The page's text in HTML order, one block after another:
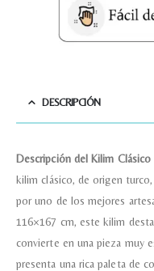
DESCRIPCIÓN
Descripción del Kilim
kilim clásico, de origen
por uno de los mejores
116×167 cm, este kilim
convierte en una pieza muy
presenta una rica paleta de
Nombre y
esta
Recibir